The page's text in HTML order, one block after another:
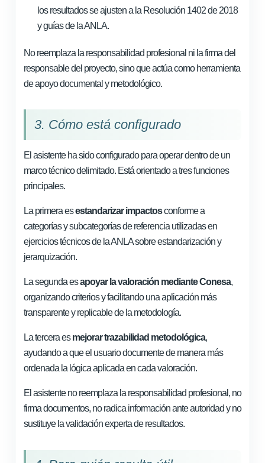
los resultados se ajusten a la Resolución 1402 de 2018
y guías de la ANLA.
No reemplaza la responsabilidad profesional ni la firma del
responsable del proyecto, sino que actúa como herramienta
de apoyo documental y metodológico.
3. Cómo está configurado
El asistente ha sido configurado para operar dentro de un
marco técnico delimitado. Está orientado a tres funciones
principales.
La primera esestandarizar impactosconforme a
categorías y subcategorías de referencia utilizadas en
ejercicios técnicos de la ANLA sobre estandarización y
jerarquización.
La segunda esapoyar la valoración mediante Conesa,
organizando criterios y facilitando una aplicación más
transparente y replicable de la metodología.
La tercera esmejorar trazabilidad metodológica,
ayudando a que el usuario documente de manera más
ordenada la lógica aplicada en cada valoración.
El asistente no reemplaza la responsabilidad profesional, no
firma documentos, no radica información ante autoridad y no
sustituye la validación experta de resultados.